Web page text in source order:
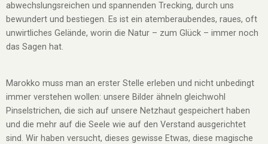
abwechslungsreichen und spannenden Trecking, durch uns
bewundert und bestiegen. Es ist ein atemberaubendes, raues, oft
unwirtliches Gelände, worin die Natur – zum Glück – immer noch
das Sagen hat.
Marokko muss man an erster Stelle erleben und nicht unbedingt
immer verstehen wollen: unsere Bilder ähneln gleichwohl
Pinselstrichen, die sich auf unsere Netzhaut gespeichert haben
und die mehr auf die Seele wie auf den Verstand ausgerichtet
sind. Wir haben versucht, dieses gewisse Etwas, diese magische